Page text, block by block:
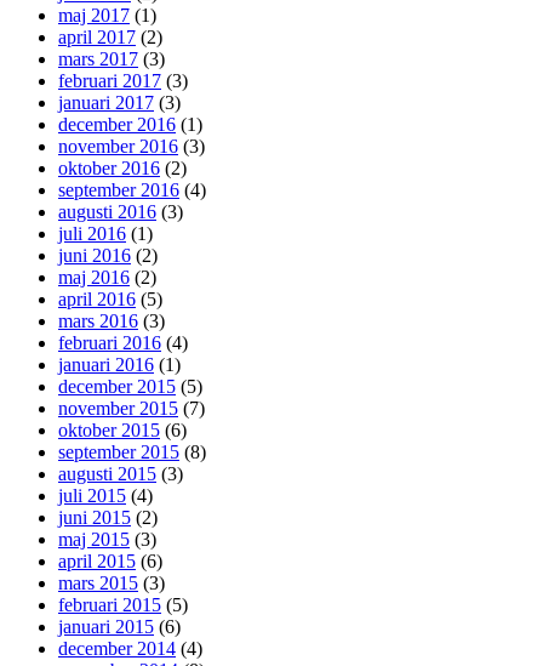
maj 2017 (1)
april 2017 (2)
mars 2017 (3)
februari 2017 (3)
januari 2017 (3)
december 2016 (1)
november 2016 (3)
oktober 2016 (2)
september 2016 (4)
augusti 2016 (3)
juli 2016 (1)
juni 2016 (2)
maj 2016 (2)
april 2016 (5)
mars 2016 (3)
februari 2016 (4)
januari 2016 (1)
december 2015 (5)
november 2015 (7)
oktober 2015 (6)
september 2015 (8)
augusti 2015 (3)
juli 2015 (4)
juni 2015 (2)
maj 2015 (3)
april 2015 (6)
mars 2015 (3)
februari 2015 (5)
januari 2015 (6)
december 2014 (4)